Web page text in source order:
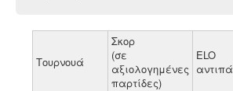
Τουρνουά
Σκορ
(σε
αξιολογημένες
παρτίδες)
ELO